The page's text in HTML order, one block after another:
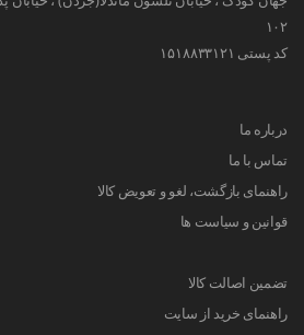
۱۰۲
کد پستی ۱۵۱۸۸۳۳۱۲۱
درباره ما
تماس با ما
راهنمای بازگشت، لغو و تعویض کالا
قوانین و سیاست ها
تضمین اصالت کالا
راهنمای خرید از سایت